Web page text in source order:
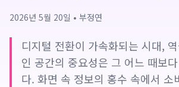
2026년 5월 20일 • 부정연
디지털 전환이 가속화되는 시대,
인 공간의 중요성은 그 어느 때보
다. 화면 속 정보의 홍수 속에서 소